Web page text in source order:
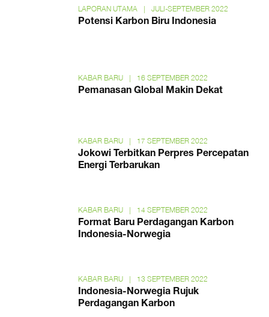
LAPORAN UTAMA | JULI-SEPTEMBER 2022
Potensi Karbon Biru Indonesia
KABAR BARU | 16 SEPTEMBER 2022
Pemanasan Global Makin Dekat
KABAR BARU | 17 SEPTEMBER 2022
Jokowi Terbitkan Perpres Percepatan
Energi Terbarukan
KABAR BARU | 14 SEPTEMBER 2022
Format Baru Perdagangan Karbon
Indonesia-Norwegia
KABAR BARU | 13 SEPTEMBER 2022
Indonesia-Norwegia Rujuk
Perdagangan Karbon